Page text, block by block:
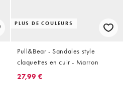
PLUS DE COULEURS
Pull&Bear - Sandales style
claquettes en cuir - Marron
27,99 €